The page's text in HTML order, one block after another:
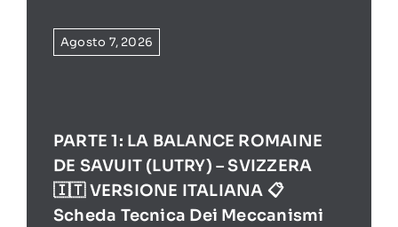
Agosto 7, 2026
PARTE 1: LA BALANCE ROMAINE
DE SAVUIT (LUTRY) – SVIZZERA
🇮🇹 VERSIONE ITALIANA 📋
Scheda Tecnica Dei Meccanismi